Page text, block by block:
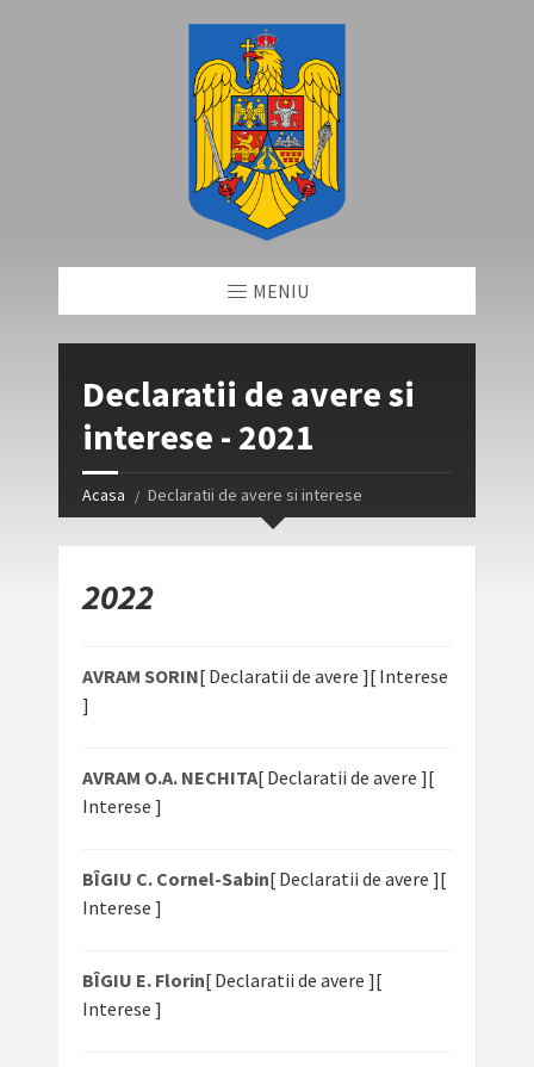
MENIU
Declaratii de avere si
interese - 2021
Acasa Declaratii de avere si interese
2022
AVRAM SORIN[ Declaratii de avere ][ Interese
]
AVRAM O.A. NECHITA[ Declaratii de avere ][
Interese ]
BÎGIU C. Cornel-Sabin[ Declaratii de avere ][
Interese ]
BÎGIU E. Florin[ Declaratii de avere ][
Interese ]